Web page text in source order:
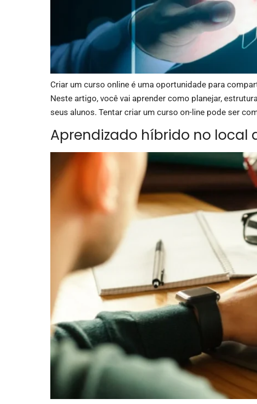
Criar um curso online é uma oportunidade para
Neste artigo, você vai aprender como planejar,
seus alunos. Tentar criar um curso on-line pode ser
Aprendizado híbrido no